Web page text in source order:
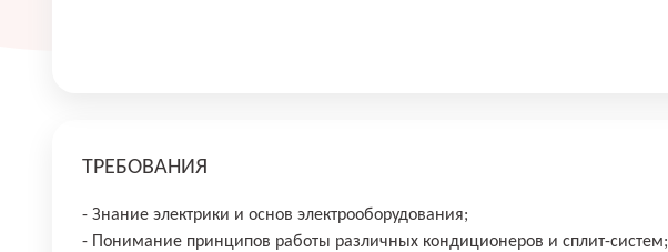
ТРЕБОВАНИЯ
- Знание электрики и основ электрооборудования;
- Понимание принципов работы различных кондиционеров и сплит-систем;